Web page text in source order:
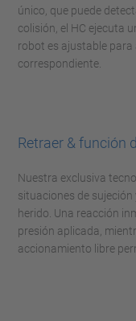
único, que puede
colisión, el HC ejecuta
robot es ajustable
correspondiente.
Retraer & función
Nuestra exclusiva
situaciones de
herido. Una reacción
presión aplicada,
accionamiento libre